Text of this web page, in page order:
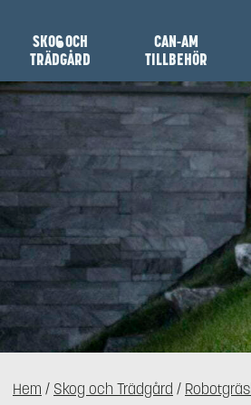
SKOG OCH
TRÄDGÅRD
CAN-AM
TILLBEHÖR
Hem / Skog och Trädgård /